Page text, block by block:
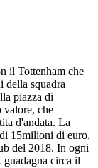
il Tottenham che
della squadra
piazza di
valore, che
d'andata. La
15milioni di euro,
del 2018. In ogni
circa il